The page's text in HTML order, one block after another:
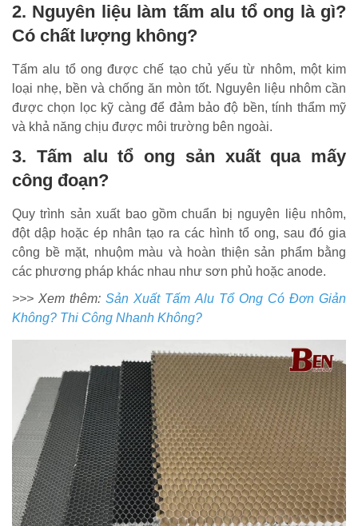
2. Nguyên liệu làm tấm alu tổ ong là gì?
Có chất lượng không?
Tấm alu tổ ong được chế tạo chủ yếu từ nhôm, một kim
loại nhẹ, bền và chống ăn mòn tốt. Nguyên liệu nhôm cần
được chọn lọc kỹ càng để đảm bảo độ bền, tính thẩm mỹ
và khả năng chịu được môi trường bên ngoài.
3. Tấm alu tổ ong sản xuất qua mấy
công đoạn?
Quy trình sản xuất bao gồm chuẩn bị nguyên liệu nhôm,
đột dập hoặc ép nhân tạo ra các hình tổ ong, sau đó gia
công bề mặt, nhuộm màu và hoàn thiện sản phẩm bằng
các phương pháp khác nhau như sơn phủ hoặc anode.
>>> Xem thêm:Sản Xuất Tấm Alu Tổ Ong Có Đơn Giản
Không? Thi Công Nhanh Không?